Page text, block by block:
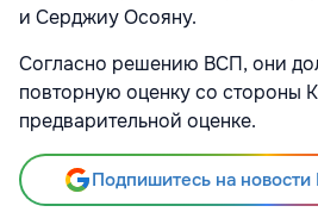
и Серджиу Осояну.
Согласно решению ВСП, они
повторную оценку со стороны
предварительной оценке.
Подпишитесь на